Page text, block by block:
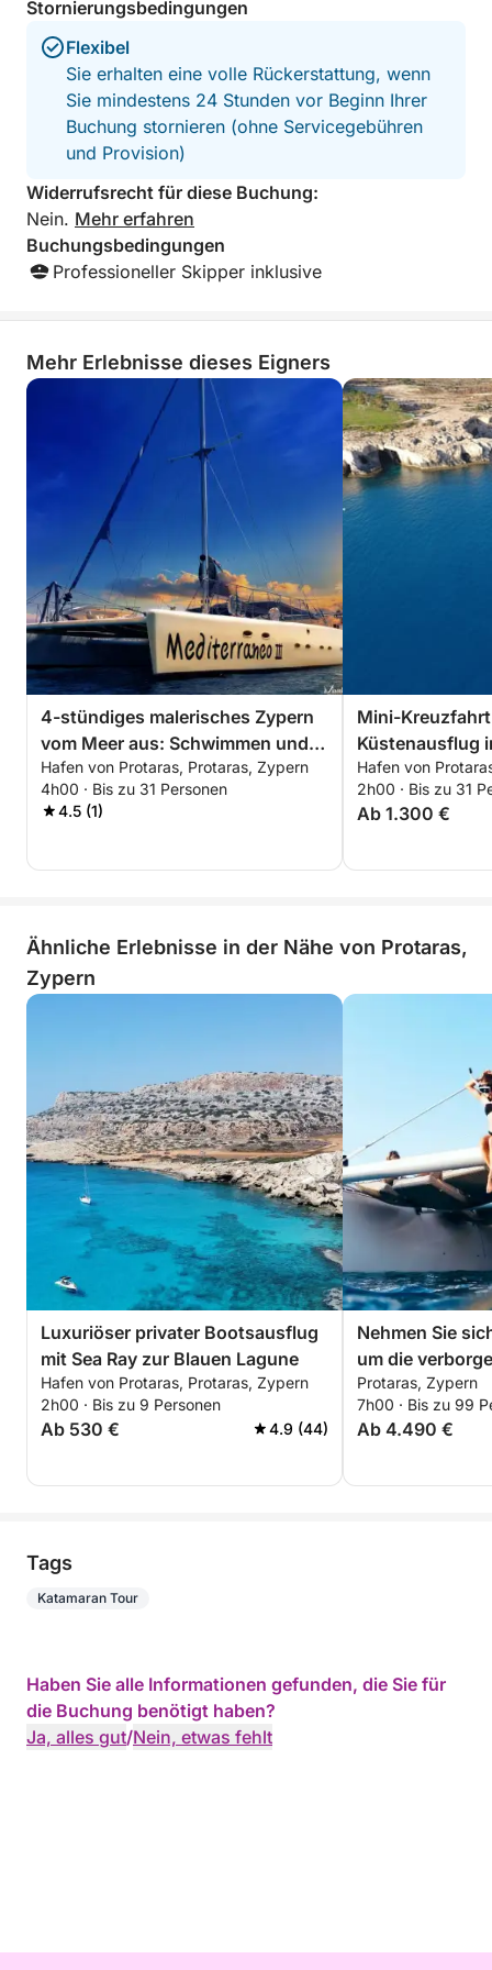
Bequeme Sitzgelegenheiten, schattige Bereiche und
eine gut bestückte Bordbar machen Ihre Reise zu
einem entspannten Lounge-Erlebnis. Diese
Kreuzfahrt ist ideal für Paare, Familien oder
Alleinreisende und bietet eine entspannte und
zugleich bereichernde Möglichkeit, Zypern vom
Meer aus zu entdecken.
Stornierungsbedingungen
Flexibel
Sie erhalten eine volle Rückerstattung, wenn
Sie mindestens 24 Stunden vor Beginn Ihrer
Buchung stornieren (ohne Servicegebühren
und Provision)
Widerrufsrecht für diese Buchung:
Nein. Mehr erfahren
Buchungsbedingungen
Professioneller Skipper inklusive
Mehr Erlebnisse dieses Eigners
4-stündiges malerisches Zypern
vom Meer aus: Schwimmen und
Entspannen ab Protaras
Hafen von Protaras, Protaras, Zypern
4h00 · Bis zu 31 Personen
4.5 (1)
Mini-
Küstenausflug
Hafen von
2h00 · Bis zu 31
Ab 1.300 €
Ähnliche Erlebnisse in der Nähe von Protaras,
Zypern
Luxuriöser privater Bootsausflug
mit Sea Ray zur Blauen Lagune
Hafen von Protaras, Protaras, Zypern
2h00 · Bis zu 9 Personen
Ab 530 € 4.9 (44)
Nehmen Sie
um die
Protaras aus
Wellen zu
Protaras, Zypern
7h00 · Bis zu 99
Ab 4.490 €
Tags
Katamaran Tour
Haben Sie alle Informationen gefunden, die Sie für
die Buchung benötigt haben?
Ja, alles gut/Nein, etwas fehlt